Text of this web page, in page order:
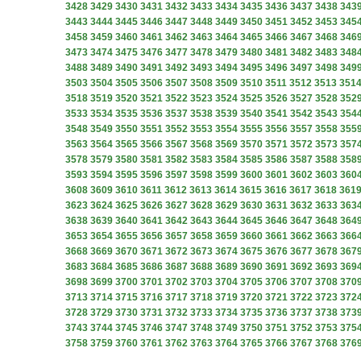
3428 3429 3430 3431 3432 3433 3434 3435 3436 3437 3438
3443 3444 3445 3446 3447 3448 3449 3450 3451 3452 3453
3458 3459 3460 3461 3462 3463 3464 3465 3466 3467 3468
3473 3474 3475 3476 3477 3478 3479 3480 3481 3482 3483
3488 3489 3490 3491 3492 3493 3494 3495 3496 3497 3498
3503 3504 3505 3506 3507 3508 3509 3510 3511 3512 3513 3514
3518 3519 3520 3521 3522 3523 3524 3525 3526 3527 3528
3533 3534 3535 3536 3537 3538 3539 3540 3541 3542 3543
3548 3549 3550 3551 3552 3553 3554 3555 3556 3557 3558
3563 3564 3565 3566 3567 3568 3569 3570 3571 3572 3573
3578 3579 3580 3581 3582 3583 3584 3585 3586 3587 3588
3593 3594 3595 3596 3597 3598 3599 3600 3601 3602 3603
3608 3609 3610 3611 3612 3613 3614 3615 3616 3617 3618 3619
3623 3624 3625 3626 3627 3628 3629 3630 3631 3632 3633
3638 3639 3640 3641 3642 3643 3644 3645 3646 3647 3648
3653 3654 3655 3656 3657 3658 3659 3660 3661 3662 3663
3668 3669 3670 3671 3672 3673 3674 3675 3676 3677 3678
3683 3684 3685 3686 3687 3688 3689 3690 3691 3692 3693
3698 3699 3700 3701 3702 3703 3704 3705 3706 3707 3708
3713 3714 3715 3716 3717 3718 3719 3720 3721 3722 3723
3728 3729 3730 3731 3732 3733 3734 3735 3736 3737 3738
3743 3744 3745 3746 3747 3748 3749 3750 3751 3752 3753
3758 3759 3760 3761 3762 3763 3764 3765 3766 3767 3768